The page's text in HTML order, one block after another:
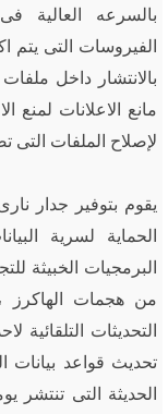
بالسرعه العالية
الفيروسات التى يتم
بالانتشار داخل
مانع الاعلانات لمنع
لإصلاح الملفات التى
يقوم بتوفير جدار
الحماية لسرية
البرمجيات الخبيثة
من هجمات الهاكرز
التحديثات التلقائية
تحديث قواعد بيانات
الحديثة التى تنتشر